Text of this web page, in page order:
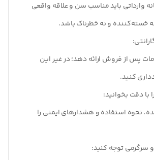
وارداتی باید مناسب سن و علاقه واقعی
نه خسته‌کننده و نه خطرناک باشد.
:
پس از فروش ارائه دهد؛ در غیر این
کنید.
با دقت بخوانید:
نحوه استفاده و هشدارهای ایمنی را
سرگرمی توجه کنید: